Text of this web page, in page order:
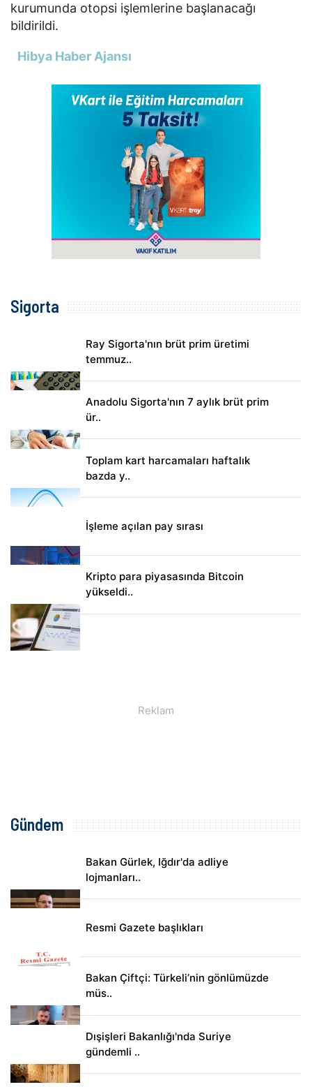
kurumunda otopsi işlemlerine başlanacağı
bildirildi.
Hibya Haber Ajansı
Sigorta
Ray Sigorta'nın brüt prim üretimi
temmuz..
Anadolu Sigorta'nın 7 aylık brüt prim
ür..
Toplam kart harcamaları haftalık
bazda y..
İşleme açılan pay sırası
Kripto para piyasasında Bitcoin
yükseldi..
Gündem
Bakan Gürlek, Iğdır'da adliye
lojmanları..
Resmi Gazete başlıkları
Bakan Çiftçi: Türkeli’nin gönlümüzde
müs..
Dışişleri Bakanlığı'nda Suriye
gündemli ..